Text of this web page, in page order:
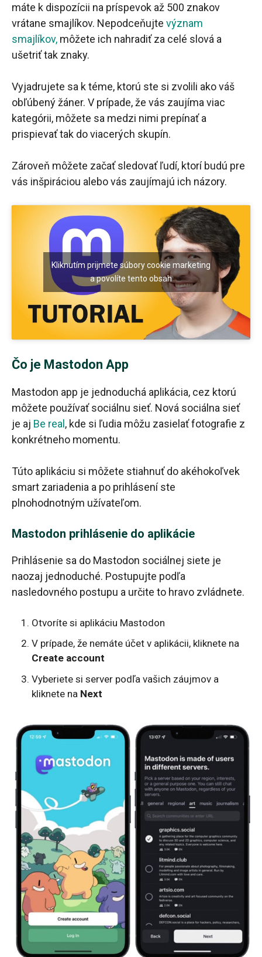
máte k dispozícii na príspevok až 500 znakov
vrátane smajlíkov. Nepodceňujte význam
smajlíkov, môžete ich nahradiť za celé slová a
ušetriť tak znaky.
Vyjadrujete sa k téme, ktorú ste si zvolili ako váš
obľúbený žáner. V prípade, že vás zaujíma viac
kategórii, môžete sa medzi nimi prepínať a
prispievať tak do viacerých skupín.
Zároveň môžete začať sledovať ľudí, ktorí budú pre
vás inšpiráciou alebo vás zaujímajú ich názory.
Kliknutím prijmete súbory cookie marketing
a povolíte tento obsah
Čo je Mastodon App
Mastodon app je jednoduchá aplikácia, cez ktorú
môžete používať sociálnu sieť. Nová sociálna sieť
je aj Be real , kde si ľudia môžu zasielať fotografie z
konkrétneho momentu.
Túto aplikáciu si môžete stiahnuť do akéhokoľvek
smart zariadenia a po prihlásení ste
plnohodnotným užívateľom.
Mastodon prihlásenie do aplikácie
Prihlásenie sa do Mastodon sociálnej siete je
naozaj jednoduché. Postupujte podľa
nasledovného postupu a určite to hravo zvládnete.
Otvoríte si aplikáciu Mastodon
V prípade, že nemáte účet v aplikácii, kliknete na
Create account
Vyberiete si server podľa vašich záujmov a
kliknete na Next